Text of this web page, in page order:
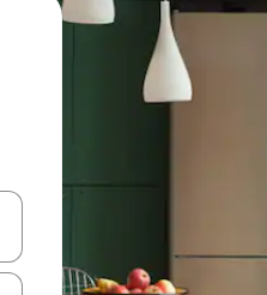
keuze met je de